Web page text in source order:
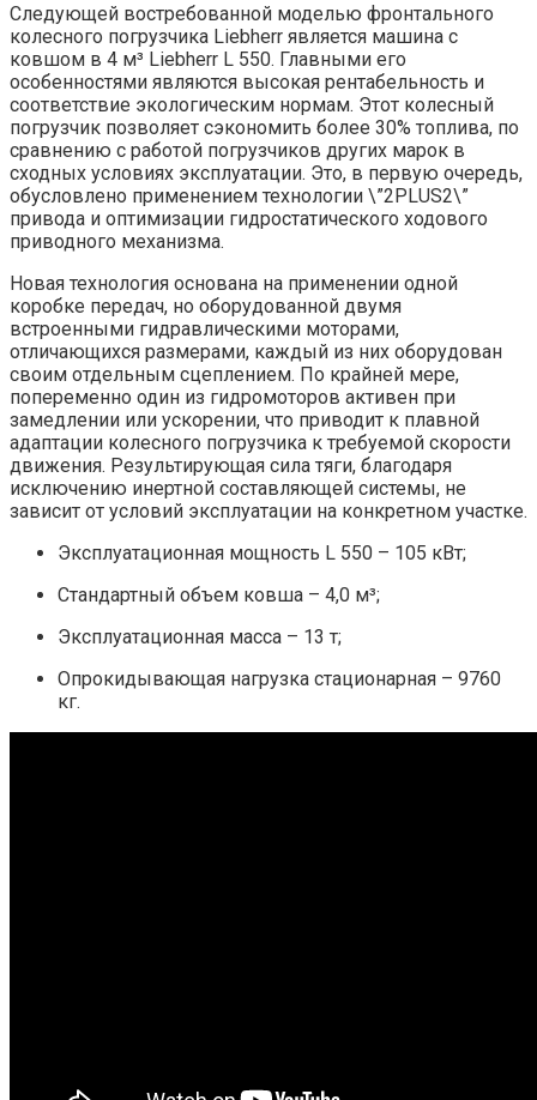
Следующей востребованной моделью фронтального
колесного погрузчика Liebherr является машина с
ковшом в 4 м³ Liebherr L 550. Главными его
особенностями являются высокая рентабельность и
соответствие экологическим нормам. Этот колесный
погрузчик позволяет сэкономить более 30% топлива, по
сравнению с работой погрузчиков других марок в
сходных условиях эксплуатации. Это, в первую очередь,
обусловлено применением технологии \”2PLUS2\”
привода и оптимизации гидростатического ходового
приводного механизма.
Новая технология основана на применении одной
коробке передач, но оборудованной двумя
встроенными гидравлическими моторами,
отличающихся размерами, каждый из них оборудован
своим отдельным сцеплением. По крайней мере,
попеременно один из гидромоторов активен при
замедлении или ускорении, что приводит к плавной
адаптации колесного погрузчика к требуемой скорости
движения. Результирующая сила тяги, благодаря
исключению инертной составляющей системы, не
зависит от условий эксплуатации на конкретном участке.
Эксплуатационная мощность L 550 – 105 кВт;
Стандартный объем ковша – 4,0 м³;
Эксплуатационная масса – 13 т;
Опрокидывающая нагрузка стационарная – 9760
кг.